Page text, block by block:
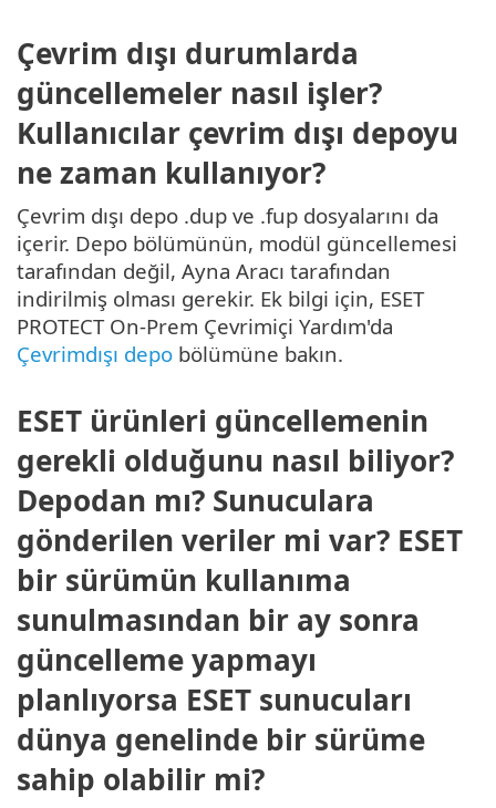
Çevrim dışı durumlarda
güncellemeler nasıl işler?
Kullanıcılar çevrim dışı depoyu
ne zaman kullanıyor?
Çevrim dışı depo .dup ve .fup dosyalarını da
içerir. Depo bölümünün, modül güncellemesi
tarafından değil, Ayna Aracı tarafından
indirilmiş olması gerekir. Ek bilgi için, ESET
PROTECT On-Prem Çevrimiçi Yardım'da
Çevrimdışı depo bölümüne bakın.
ESET ürünleri güncellemenin
gerekli olduğunu nasıl biliyor?
Depodan mı? Sunuculara
gönderilen veriler mi var? ESET
bir sürümün kullanıma
sunulmasından bir ay sonra
güncelleme yapmayı
planlıyorsa ESET sunucuları
dünya genelinde bir sürüme
sahip olabilir mi?